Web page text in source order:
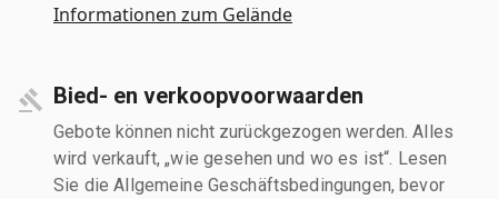
Informationen zum Gelände
Bied- en verkoopvoorwaarden
Gebote können nicht zurückgezogen werden. Alles
wird verkauft, „wie gesehen und wo es ist“. Lesen
Sie die Allgemeine Geschäftsbedingungen, bevor